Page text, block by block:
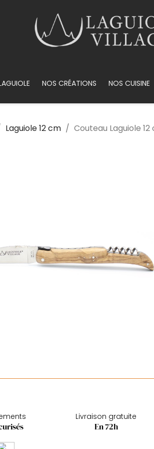
NOS CRÉATIONS NOS CUISINE
Laguiole 12 cm Couteau Laguiole
Livraison gratuite
En 72h